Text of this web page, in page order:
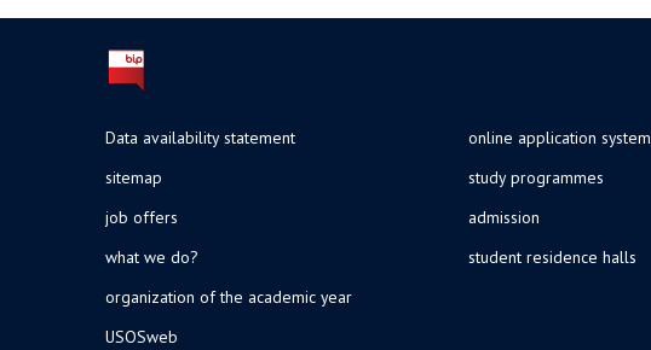
Data availability statement
sitemap
job offers
what we do?
organization of the academic year
USOSweb
online application system
study programmes
admission
student residence halls